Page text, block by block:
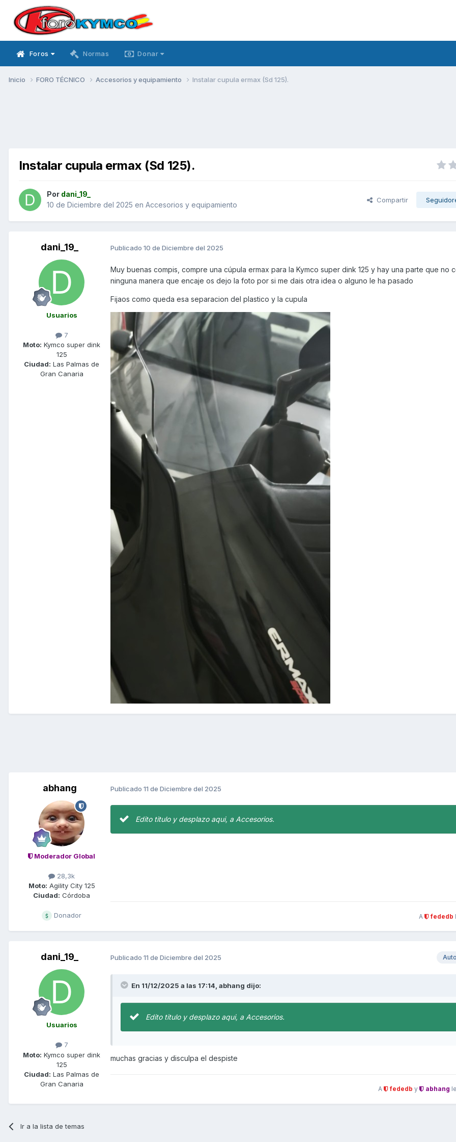
Foros Normas Donar
Inicio FORO TÉCNICO Accesorios y equipamiento Instalar cupula ermax (Sd 125).
Instalar cupula ermax (Sd 125).
Por dani_19_
10 de Diciembre del 2025 en Accesorios y equipamiento
Compartir
dani_19_
Usuarios
7
Moto: Kymco super dink
125
Ciudad: Las Palmas de
Gran Canaria
Publicado 10 de Diciembre del 2025
Muy buenas compis, compre una cúpula ermax para la Kymco super dink 125 y hay una parte que no
ninguna manera que encaje os dejo la foto por si me dais otra idea o alguno le ha pasado
Fijaos como queda esa separacion del plastico y la cupula
abhang
Moderador Global
28,3k
Moto: Agility City 125
Ciudad: Córdoba
Donador
Publicado 11 de Diciembre del 2025
Edito titulo y desplazo aqui, a Accesorios.
A fededb
dani_19_
Usuarios
7
Moto: Kymco super dink
125
Ciudad: Las Palmas de
Gran Canaria
Publicado 11 de Diciembre del 2025
En 11/12/2025 a las 17:14, abhang dijo:
Edito titulo y desplazo aqui, a Accesorios.
muchas gracias y disculpa el despiste
A fededb y abhang
Ir a la lista de temas